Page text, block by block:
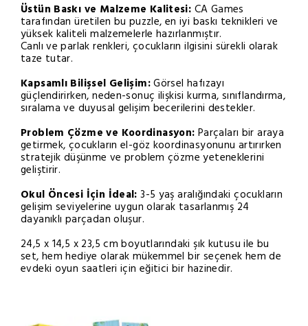
Üstün Baskı ve Malzeme Kalitesi: CA Games
tarafından üretilen bu puzzle, en iyi baskı teknikleri ve
yüksek kaliteli malzemelerle hazırlanmıştır.
Canlı ve parlak renkleri, çocukların ilgisini sürekli olarak
taze tutar.
Kapsamlı Bilişsel Gelişim:Görsel hafızayı
güçlendirirken, neden-sonuç ilişkisi kurma, sınıflandırma,
sıralama ve duyusal gelişim becerilerini destekler.
Problem Çözme ve Koordinasyon: Parçaları bir araya
getirmek, çocukların el-göz koordinasyonunu artırırken
stratejik düşünme ve problem çözme yeteneklerini
geliştirir.
Okul Öncesi İçin İdeal: 3-5 yaş aralığındaki çocukların
gelişim seviyelerine uygun olarak tasarlanmış 24
dayanıklı parçadan oluşur.
24,5 x 14,5 x 23,5 cm boyutlarındaki şık kutusu ile bu
set, hem hediye olarak mükemmel bir seçenek hem de
evdeki oyun saatleri için eğitici bir hazinedir.